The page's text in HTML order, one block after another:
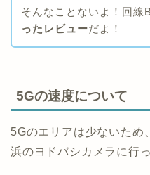
そんなことないよ！回線
ったレビューだよ！
5Gの速度について
5Gのエリアは少ないため
浜のヨドバシカメラに行